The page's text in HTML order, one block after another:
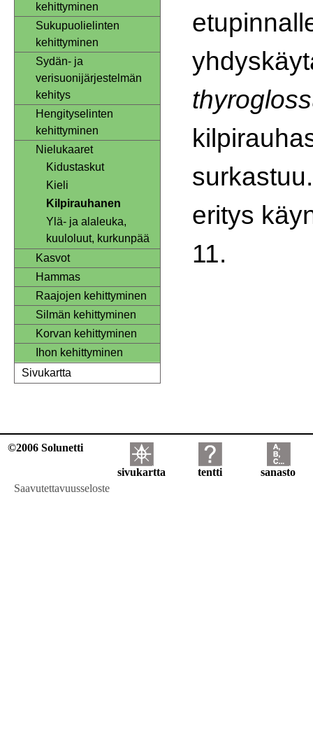
kehittyminen
Sukupuolielinten
kehittyminen
Sydän- ja
verisuonijärjestelmän
kehitys
Hengityselinten
kehittyminen
Nielukaaret
Kidustaskut
Kieli
Kilpirauhanen
Ylä- ja alaleuka,
kuuloluut, kurkunpää
Kasvot
Hammas
Raajojen kehittyminen
Silmän kehittyminen
Korvan kehittyminen
Ihon kehittyminen
Sivukartta
eritys
11.
©2006 Solunetti
sivukartta tentti
sanasto
Saavutettavuusseloste